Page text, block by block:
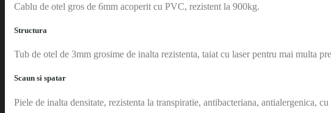
Cablu de otel gros de 6mm acoperit cu PVC, rezistent la 900kg.
Structura
Tub de otel de 3mm grosime de inalta rezistenta, taiat cu laser pentru mai multa
Scaun si spatar
Piele de inalta densitate, rezistenta la transpiratie, antibacteriana, antialergenica,